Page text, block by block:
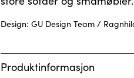
Design: GU Design Team /
Produktinformasjon